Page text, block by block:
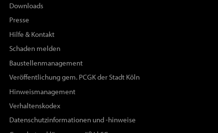
Downloads
Presse
Hilfe & Kontakt
Schaden melden
Baustellenmanagement
Veröffentlichung gem. PCGK der Stadt Köln
Hinweismanagement
Verhaltenskodex
Datenschutzinformationen und -hinweise